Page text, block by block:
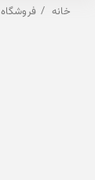
خانه فروشگاه